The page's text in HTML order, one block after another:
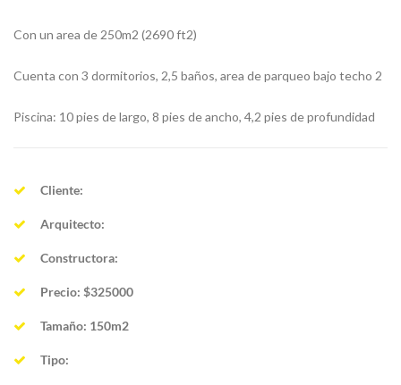
Con un area de 250m2 (2690 ft2)
Cuenta con 3 dormitorios, 2,5 baños, area de parqueo bajo techo 2
Piscina: 10 pies de largo, 8 pies de ancho, 4,2 pies de profundidad
Cliente:
Arquitecto:
Constructora:
Precio: $325000
Tamaño: 150m2
Tipo: